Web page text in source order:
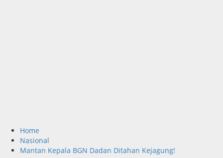
Home
Nasional
Mantan Kepala BGN Dadan Ditahan Kejagung!